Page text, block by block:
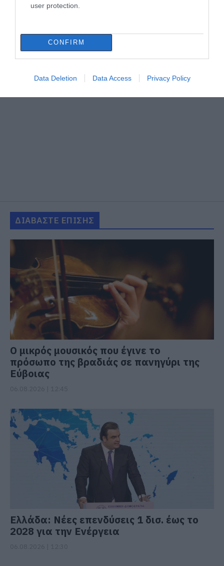
user protection.
CONFIRM
Data Deletion Data Access Privacy Policy
ΔΙΑΒΑΣΤΕ ΕΠΙΣΗΣ
Ο μικρός μουσικός που έγινε το
πρόσωπο της βραδιάς σε πανηγύρι της
Εύβοιας
Ελλάδα: Νέες επενδύσεις 1 δισ. έως το
2028 για την Ενέργεια